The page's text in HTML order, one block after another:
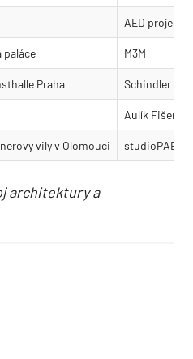
AED project
paláce M3M
Praha Schindler
Aulík Fišer
vily v Olomouci studioPAB
architektury a